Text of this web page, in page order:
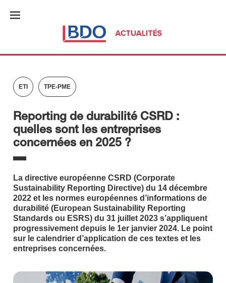
ETI TPE-PME
Reporting de durabilité CSRD :
quelles sont les entreprises
concernées en 2025 ?
La directive européenne CSRD (Corporate
Sustainability Reporting Directive) du 14 décembre
2022 et les normes européennes d’informations de
durabilité (European Sustainability Reporting
Standards ou ESRS) du 31 juillet 2023 s’appliquent
progressivement depuis le 1er janvier 2024. Le point
sur le calendrier d’application de ces textes et les
entreprises concernées.